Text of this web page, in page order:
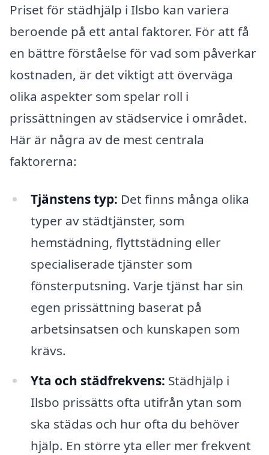
Priset för städhjälp i Ilsbo kan variera
beroende på ett antal faktorer. För att få
en bättre förståelse för vad som påverkar
kostnaden, är det viktigt att överväga
olika aspekter som spelar roll i
prissättningen av städservice i området.
Här är några av de mest centrala
faktorerna:
Tjänstens typ: Det finns många olika
typer av städtjänster, som
hemstädning, flyttstädning eller
specialiserade tjänster som
fönsterputsning. Varje tjänst har sin
egen prissättning baserat på
arbetsinsatsen och kunskapen som
krävs.
Yta och städfrekvens: Städhjälp i
Ilsbo prissätts ofta utifrån ytan som
ska städas och hur ofta du behöver
hjälp. En större yta eller mer frekvent